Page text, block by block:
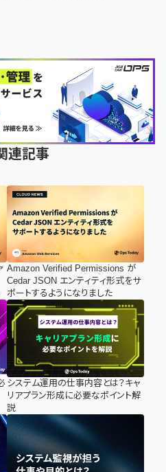
連記事
Amazon Verified Permissions が
Cedar JSON エンティティ形式をサ
ポートするようになりました
システム運用の仕事内容とは？キャ
リアプラン形成に必要なポイント解
説